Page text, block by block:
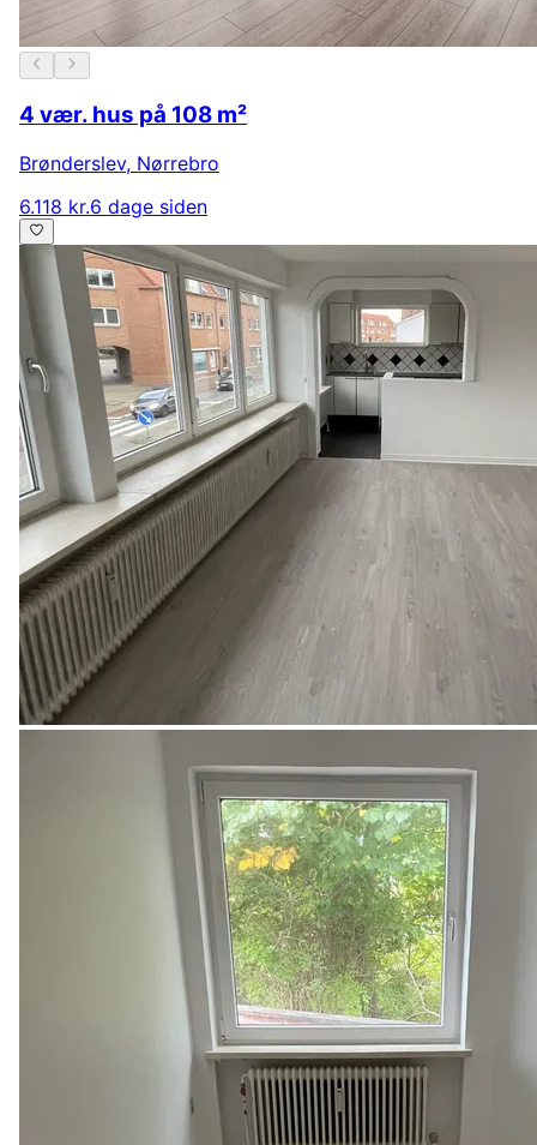
4 vær. hus på 108 m²
Brønderslev, Nørrebro
6.118 kr.6 dage siden